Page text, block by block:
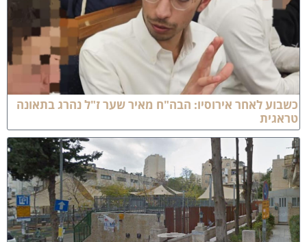
לאחר אירוסיו: הבה"ח מאיר שער ז"ל נהרג בתאונה